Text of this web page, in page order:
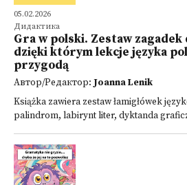
05.02.2026
Дидактика
Gra w polski. Zestaw
dzięki którym lekcje języka
przygodą
Автор/Редактор: Joanna Lenik
Książka zawiera zestaw łamigłówek
palindrom, labirynt liter, dyktanda